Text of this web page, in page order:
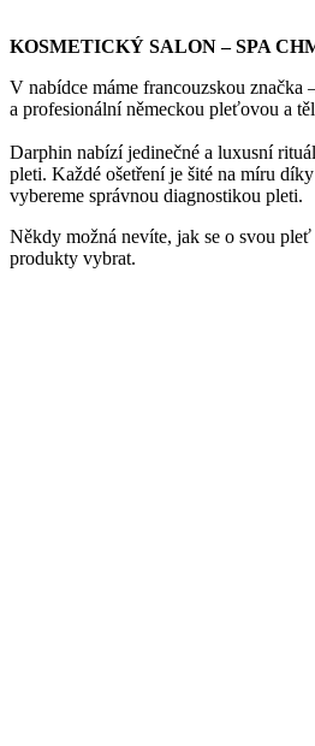
KOSMETICKÝ SALON – SPA
V nabídce máme francouzskou značka
a profesionální německou pleťovou a
Darphin nabízí jedinečné a luxusní
pleti. Každé ošetření je šité na míru
vybereme správnou diagnostikou pleti.
Někdy možná nevíte, jak se o svou pleť
produkty vybrat.